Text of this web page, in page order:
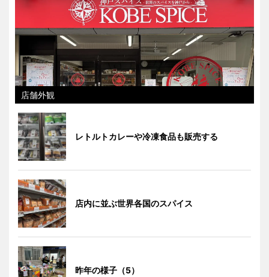
店舗外観
レトルトカレーや冷凍食品も販売する
店内に並ぶ世界各国のスパイス
昨年の様子（5）